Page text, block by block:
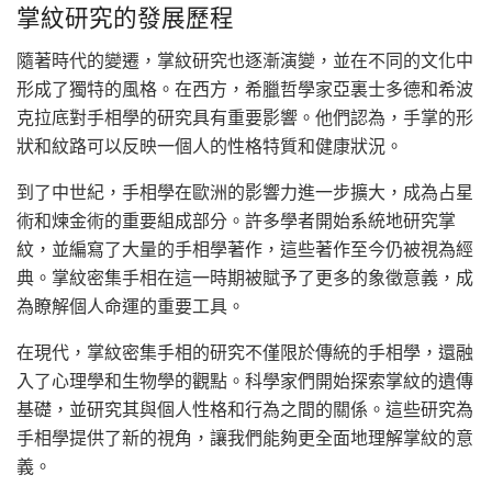
掌紋研究的發展歷程
隨著時代的變遷，掌紋研究也逐漸演變，並在不同的文化中
形成了獨特的風格。在西方，希臘哲學家亞裏士多德和希波
克拉底對手相學的研究具有重要影響。他們認為，手掌的形
狀和紋路可以反映一個人的性格特質和健康狀況。
到了中世紀，手相學在歐洲的影響力進一步擴大，成為占星
術和煉金術的重要組成部分。許多學者開始系統地研究掌
紋，並編寫了大量的手相學著作，這些著作至今仍被視為經
典。掌紋密集手相在這一時期被賦予了更多的象徵意義，成
為瞭解個人命運的重要工具。
在現代，掌紋密集手相的研究不僅限於傳統的手相學，還融
入了心理學和生物學的觀點。科學家們開始探索掌紋的遺傳
基礎，並研究其與個人性格和行為之間的關係。這些研究為
手相學提供了新的視角，讓我們能夠更全面地理解掌紋的意
義。